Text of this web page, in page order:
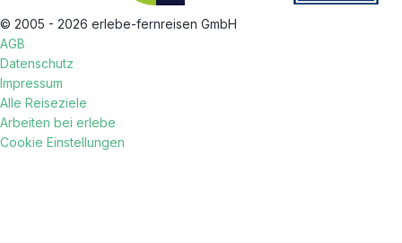
© 2005 - 2026 erlebe-fernreisen GmbH
AGB
Datenschutz
Impressum
Alle Reiseziele
Arbeiten bei erlebe
Cookie Einstellungen